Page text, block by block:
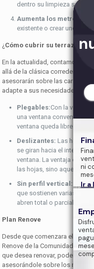
dentro su limpieza será
Aumenta los metros
existente o crear uno nuevo.
¿ Cómo cubrir su terraza?
En la actualidad, contamos con
allá de la clásica corredera de
asesorarán sobre las
adapte a sus necesidades sin
Plegables:Con la
una ventana
ventana queda libre y las
Deslizantes: Las hojas
se giran hacia el interior,
ventana. La ventaja de
las hojas, sino aquellas
Sin perfil vertical:
que sostienen varias
abren total o parcialmente.
Plan Renove
Desde que comenzara el 1 de
Renove de la Comunidad de
que desea renovar, podemos
asesorándole sobre los
ni
Ir a